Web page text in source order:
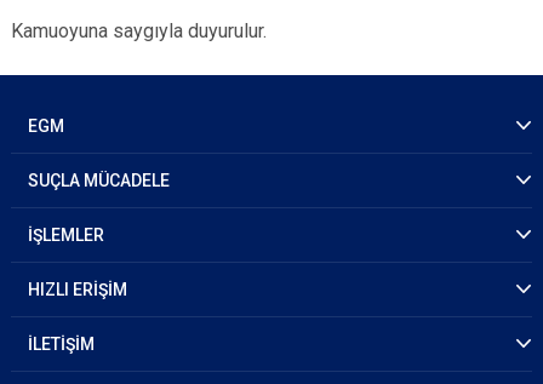
Kamuoyuna saygıyla duyurulur.
EGM
SUÇLA MÜCADELE
İŞLEMLER
HIZLI ERİŞİM
İLETİŞİM